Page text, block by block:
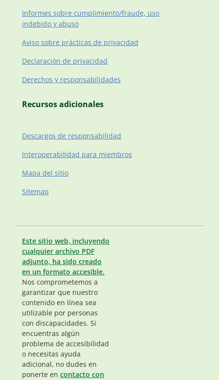
Informes sobre cumplimiento/fraude, uso
indebido y abuso
Aviso sobre prácticas de privacidad
Declaración de privacidad
Derechos y responsabilidades
Recursos adicionales
Descargos de responsabilidad
Interoperabilidad para miembros
Mapa del sitio
Sitemap
Este sitio web, incluyendo
cualquier archivo PDF
adjunto, ha sido creado
en un formato accesible.
Nos comprometemos a
garantizar que nuestro
contenido en línea sea
utilizable por personas
con discapacidades. Si
encuentras algún
problema de accesibilidad
o necesitas ayuda
adicional, no dudes en
ponerte en contacto con